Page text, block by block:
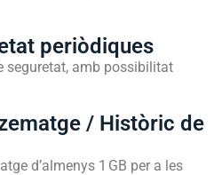
periòdiques
seguretat, amb possibilitat
/ Històric de
d’almenys 1 GB per a les